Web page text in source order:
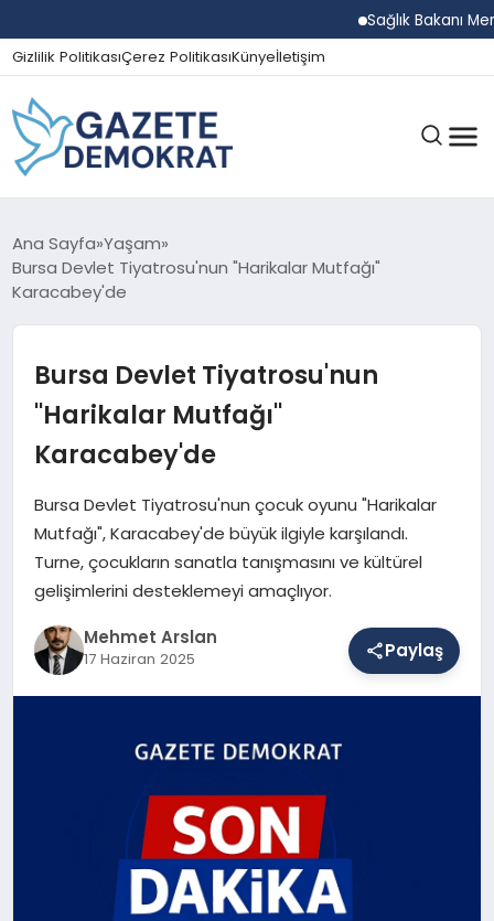
Sağlık Bakanı
Gizlilik PolitikasıÇerez PolitikasıKünyeİletişim
GÜNDEM
EKONOMI
SPOR
SAĞLIK
EĞITIM
Ana Sayfa Yaşam
Bursa Devlet Tiyatrosu'nun "Harikalar Mutfağı"
Karacabey'de
Bursa Devlet Tiyatrosu'nun
"Harikalar Mutfağı"
Karacabey'de
Bursa Devlet Tiyatrosu'nun çocuk oyunu "Harikalar
Mutfağı", Karacabey'de büyük ilgiyle karşılandı.
Turne, çocukların sanatla tanışmasını ve kültürel
gelişimlerini desteklemeyi amaçlıyor.
Mehmet Arslan
17 Haziran 2025 Paylaş